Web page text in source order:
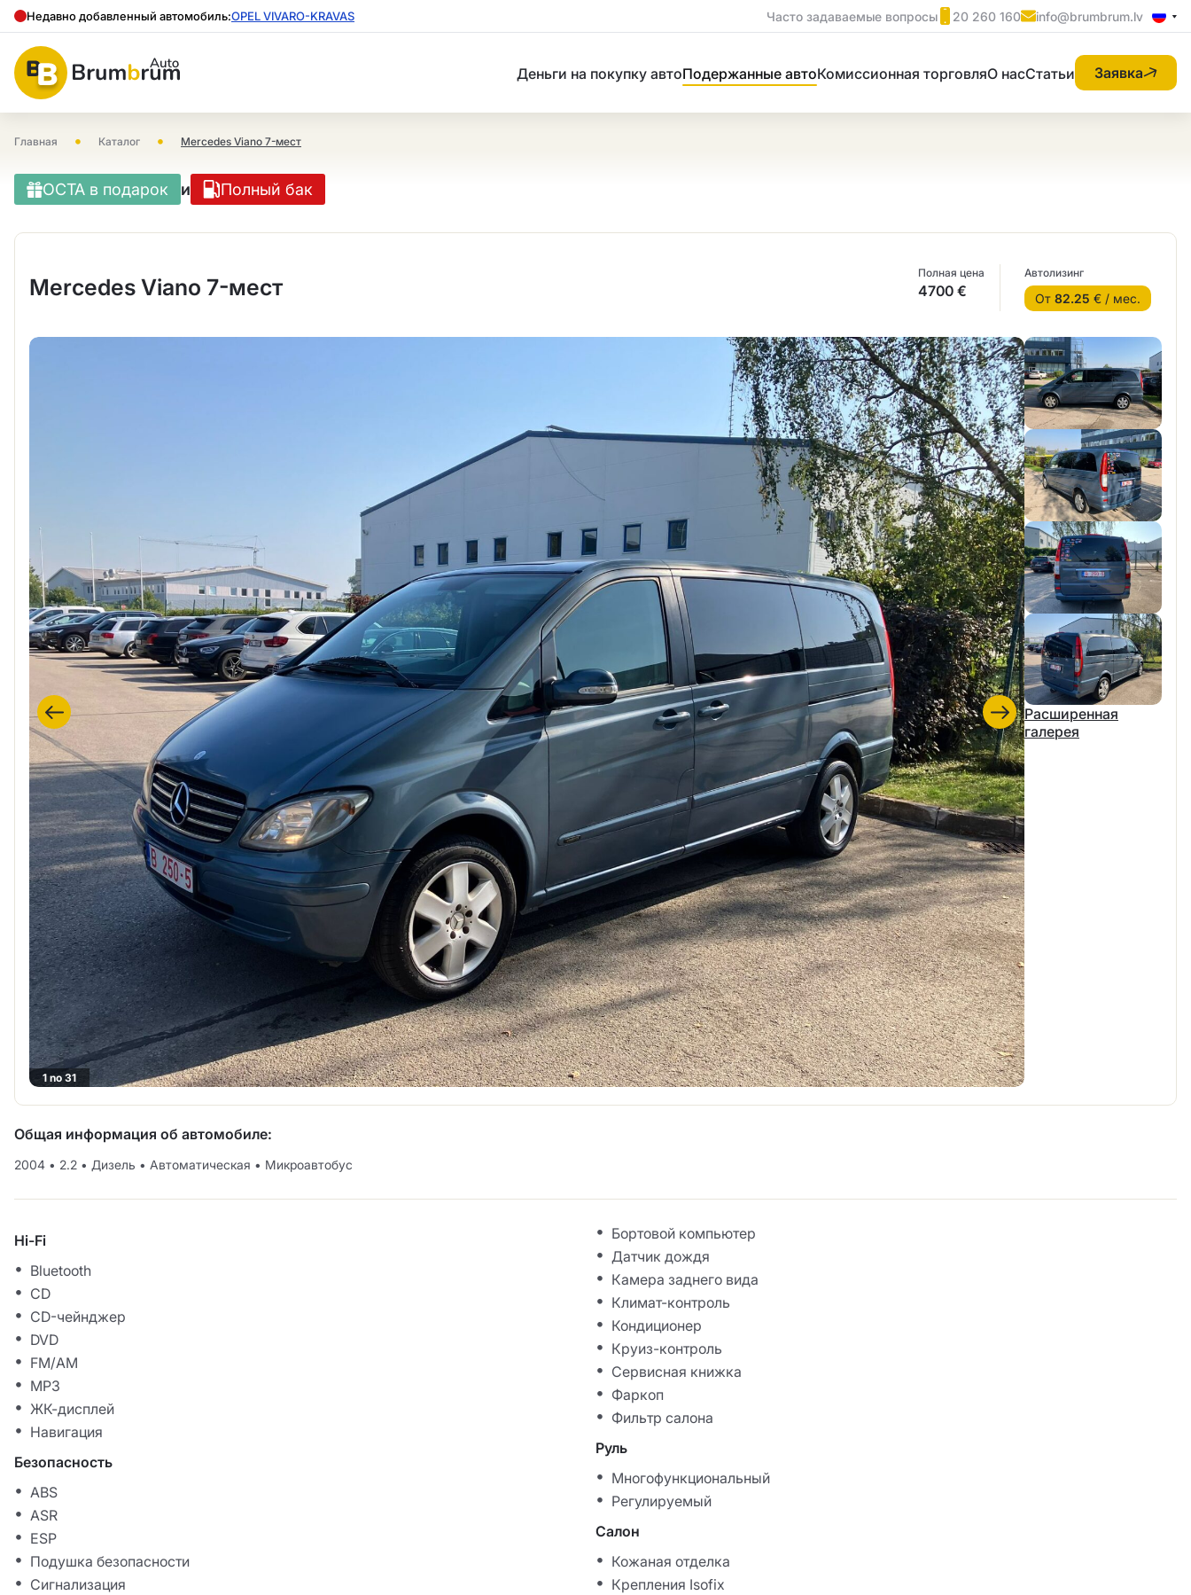
Недавно добавленный автомобиль:OPEL VIVARO-KRAVAS Часто задаваемые вопросы 20 260 160 info@brumbrum.lv
Деньги на покупку автоПодержанные автоКомиссионная торговляО насСтатьи Заявка
Главная • Каталог • Mercedes Viano 7-мест
OCTA в подарок и Полный бак
Mercedes Viano 7-мест
Полная цена
4700 €
Автолизинг
От 82.25 € / мес.
1 no 31
Расширенная
галерея
Общая информация об автомобиле:
2004 • 2.2 • Дизель • Автоматическая • Микроавтобус
Hi-Fi
Bluetooth
CD
CD-чейнджер
DVD
FM/AM
MP3
ЖК-дисплей
Навигация
Безопасность
ABS
ASR
ESP
Подушка безопасности
Сигнализация
Бортовой компьютер
Датчик дождя
Камера заднего вида
Климат-контроль
Кондиционер
Круиз-контроль
Сервисная книжка
Фаркоп
Фильтр салона
Руль
Многофункциональный
Регулируемый
Салон
Кожаная отделка
Крепления Isofix